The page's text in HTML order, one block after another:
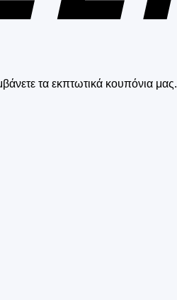
τα εκπτωτικά κουπόνια μας.